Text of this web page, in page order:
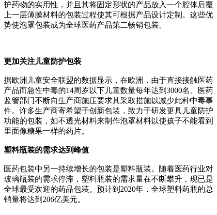
护药物的实用性，并且其将固定形状的产品放入一个腔体后覆
上一层薄膜材料的包装过程使其可根据产品设计定制。这些优
势使泡罩包装成为全球医药产品第二畅销包装。
更加关注儿童防护包装
据欧洲儿童安全联盟的数据显示，在欧洲，由于直接接触医药
产品而急性中毒的14周岁以下儿童数量每年达到3000名。医药
监管部门不断向生产商施压要求其采取措施以减少此种中毒事
件。许多生产商寄希望于创新包装，致力于研发更具儿童防护
功能的包装，如不透光材料来制作泡罩材料以使孩子不能看到
里面像糖果一样的药片。
塑料瓶装的需求达到峰值
医药包装中另一持续增长的包装是塑料瓶装。随着医药行业对
玻璃瓶装的需求停滞，塑料瓶装的需求量在不断攀升，现已是
全球最受欢迎的药品包装。预计到2020年，全球塑料药瓶的总
销量将达到206亿美元。